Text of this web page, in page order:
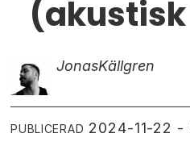
JonasKällgren
PUBLICERAD 2024-11-22